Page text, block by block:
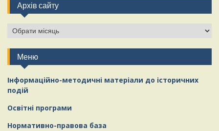
Архів сайту
Архів
Меню
Інформаційно-методичні матеріали до історичних
подій
Освітні програми
Нормативно-правова база